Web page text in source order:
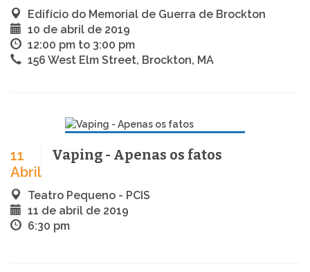
Edifício do Memorial de Guerra de Brockton
10 de abril de 2019
12:00 pm to 3:00 pm
156 West Elm Street, Brockton, MA
11
Abril
Vaping - Apenas os fatos
Teatro Pequeno - PCIS
11 de abril de 2019
6:30 pm